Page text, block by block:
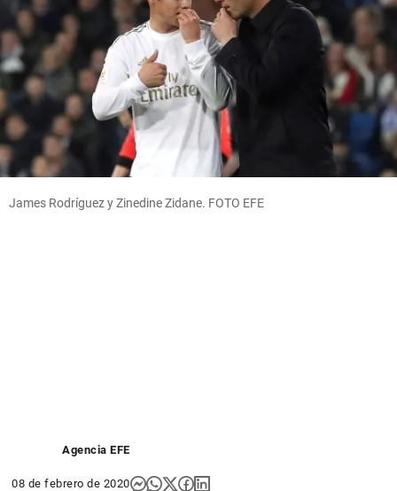
James Rodríguez y Zinedine Zidane. FOTO EFE
Agencia EFE
08 de febrero de 2020